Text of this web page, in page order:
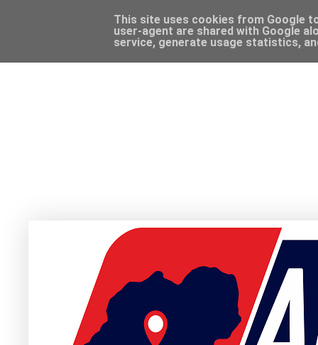
This site uses cookies from Google
user-agent are shared with Google
service, generate usage statistics,